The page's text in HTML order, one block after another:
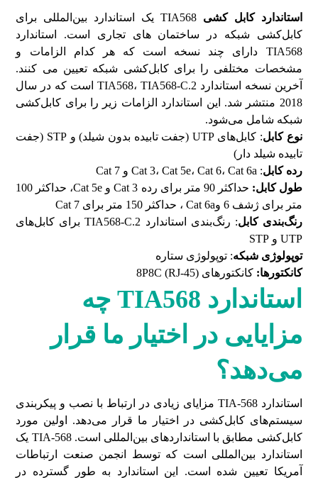
استاندارد کابل کشی
TIA568 یک استاندارد بین‌المللی برای
کابل‌کشی شبکه در ساختمان های تجاری است. استاندارد
TIA568 دارای چند نسخه است که هر کدام الزامات و
مشخصات مختلفی را برای کابل‌کشی شبکه تعیین می کنند.
آخرین نسخه استاندارد TIA568، TIA568-C.2 است که در سال
2018 منتشر شد. این استاندارد الزامات زیر را برای کابل‌کشی
شبکه شامل می‌شود.
نوع کابل
: کابل‌های UTP (جفت تابیده بدون شیلد) و STP (جفت
تابیده شیلد دار)
رده کابل: Cat 3، Cat 5e، Cat 6، Cat 6a و Cat 7
طول کابل:
حداکثر 90 متر برای رده Cat 3 و Cat 5e، حداکثر 100
متر برای ژشف 6 وCat 6a ، حداکثر 150 متر برای Cat 7
رنگ‌بندی کابل
: رنگ‌بندی استاندارد TIA568-C.2 برای کابل‌های
UTP و STP
توپولوژی شبکه: توپولوژی ستاره
کانکتورها: کانکتورهای 8P8C (RJ-45)
استاندارد TIA568 چه
مزایایی در اختیار ما قرار
می‌دهد؟
استاندارد TIA-568 مزایای زیادی در ارتباط با نصب و پیکربندی
سیستم‌های کابل‌کشی در اختیار ما قرار می‌دهد. اولین مورد
کابل‌کشی مطابق با استانداردهای بین‌المللی است. TIA-568 یک
استاندارد بین‌المللی است که توسط انجمن صنعت ارتباطات
آمریکا تعیین شده است. این استاندارد به طور گسترده در